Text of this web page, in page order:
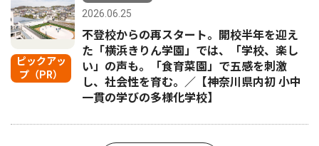
ピックアッ
プ（PR）
2026.06.25
不登校からの再スタート。開校半年を迎え
た「横浜きりん学園」では、「学校、楽し
い」の声も。「食育菜園」で五感を刺激
し、社会性を育む。／【神奈川県内初 小中
一貫の学びの多様化学校】